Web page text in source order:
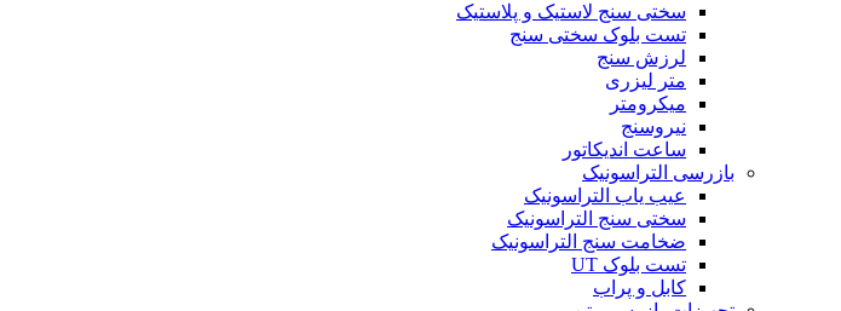
سختی سنج لاستیک و پلاستیک
تست بلوک سختی سنج
لرزش سنج
متر لیزری
میکرومتر
نیروسنج
ساعت اندیکاتور
بازرسی التراسونیک
عیب یاب التراسونیک
سختی سنج التراسونیک
ضخامت سنج التراسونیک
تست بلوک UT
کابل و پراب